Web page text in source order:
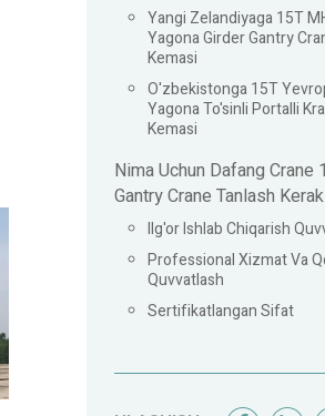
Yangi Zelandiyaga 15T
Yagona Girder Gantry
Kemasi
O'zbekistonga 15T
Yagona To'sinli Portalli
Kemasi
Nima Uchun Dafang Crane
Gantry Crane Tanlash Kerak
Ilg'or Ishlab Chiqarish
Professional Xizmat Va
Quvvatlash
Sertifikatlangan Sifat